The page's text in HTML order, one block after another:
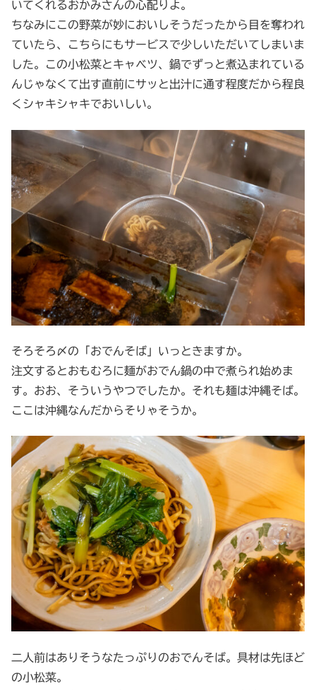
いてくれるおかみさんの心配りよ。
ちなみにこの野菜が妙においしそうだったから目を奪われ
ていたら、こちらにもサービスで少しいただいてしまいま
した。この小松菜とキャベツ、鍋でずっと煮込まれている
んじゃなくて出す直前にサッと出汁に通す程度だから程良
くシャキシャキでおいしい。
そろそろ〆の「おでんそば」いっときますか。
注文するとおもむろに麺がおでん鍋の中で煮られ始めま
す。おお、そういうやつでしたか。それも麺は沖縄そば。
ここは沖縄なんだからそりゃそうか。
二人前はありそうなたっぷりのおでんそば。具材は先ほど
の小松菜。